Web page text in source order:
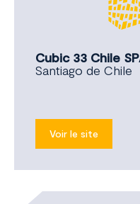
Cubic 33 Chile
Santiago de Chile
Voir le site